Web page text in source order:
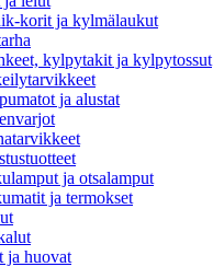
korit ja kylmälaukut
kylpytakit ja kylpytossut
ja alustat
ja otsalamput
ja termokset
ja huovat